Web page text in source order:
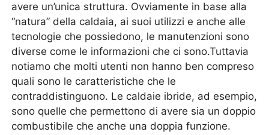
avere un’unica struttura. Ovviamente in base alla
“natura” della caldaia, ai suoi utilizzi e anche alle
tecnologie che possiedono, le manutenzioni sono
diverse come le informazioni che ci sono.Tuttavia
notiamo che molti utenti non hanno ben compreso
quali sono le caratteristiche che le
contraddistinguono. Le caldaie ibride, ad esempio,
sono quelle che permettono di avere sia un doppio
combustibile che anche una doppia funzione.